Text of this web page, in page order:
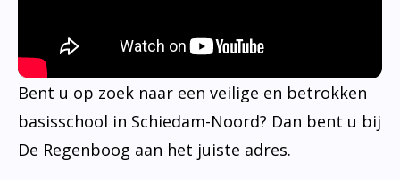
Bent u op zoek naar een veilige en betrokken
basisschool in Schiedam-Noord? Dan bent u bij
De Regenboog aan het juiste adres.